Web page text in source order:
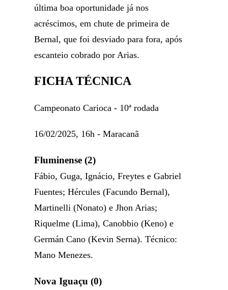
última boa oportunidade já nos
acréscimos, em chute de primeira de
Bernal, que foi desviado para fora, após
escanteio cobrado por Arias.
FICHA TÉCNICA
Campeonato Carioca - 10ª rodada
16/02/2025, 16h - Maracanã
Fluminense (2)
Fábio, Guga, Ignácio, Freytes e Gabriel
Fuentes; Hércules (Facundo Bernal),
Martinelli (Nonato) e Jhon Arias;
Riquelme (Lima), Canobbio (Keno) e
Germán Cano (Kevin Serna). Técnico:
Mano Menezes.
Nova Iguaçu (0)